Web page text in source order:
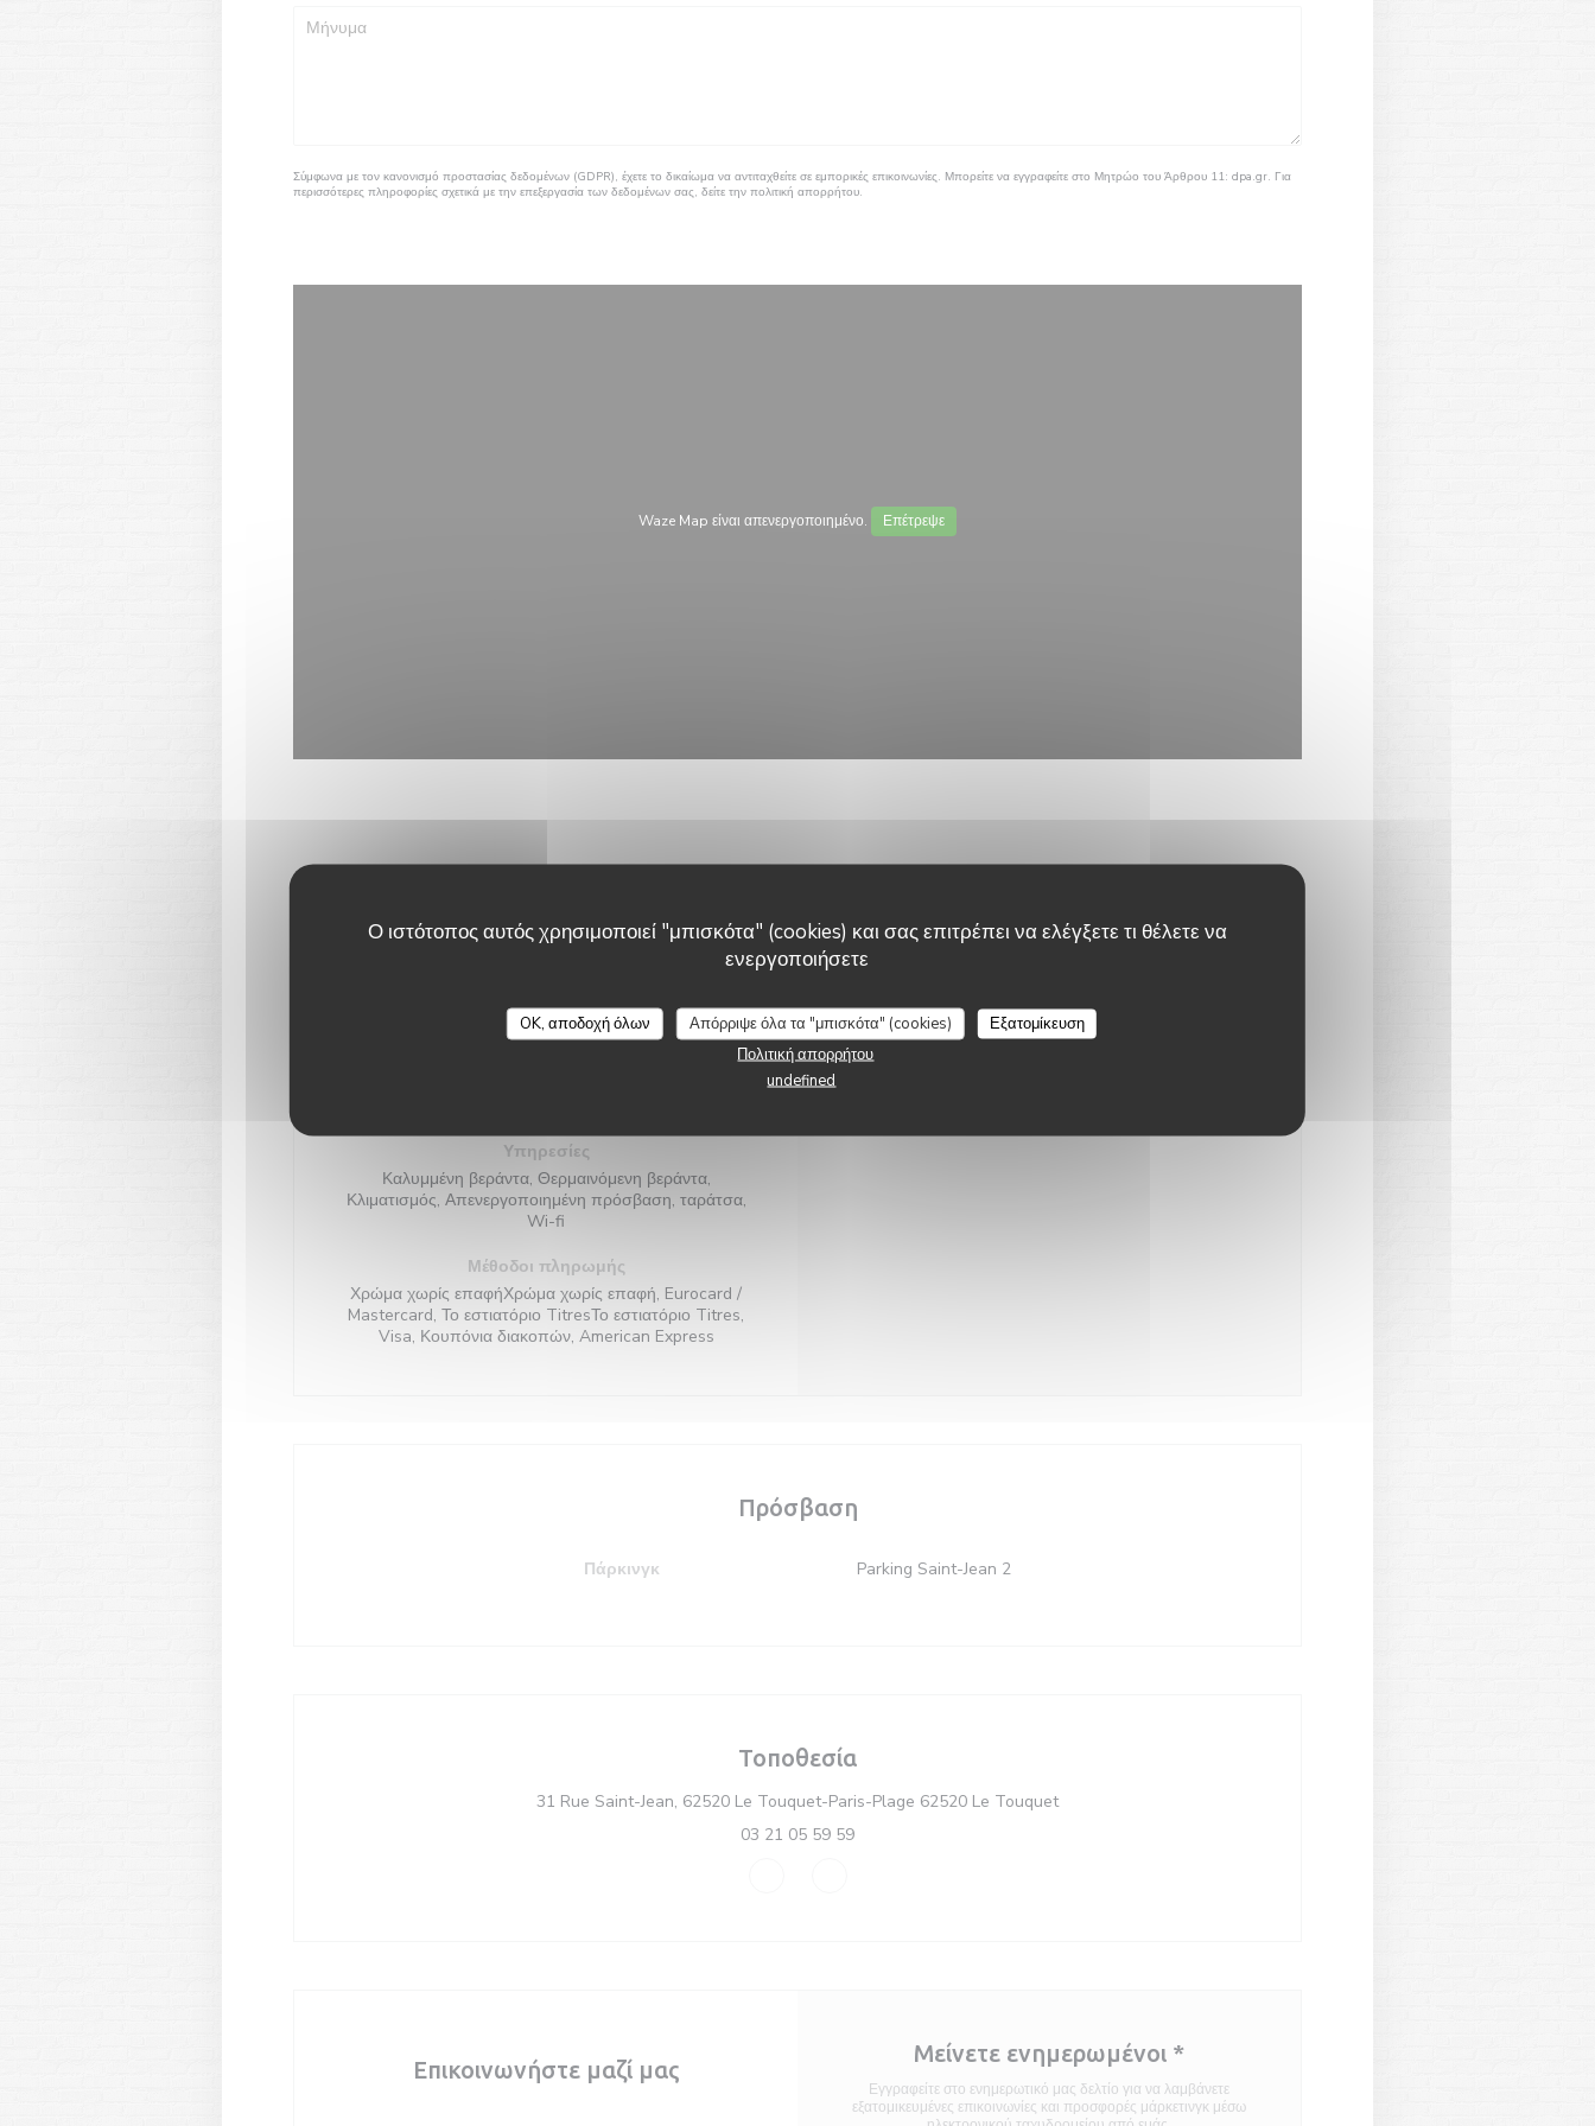
Ο ιστότοπος αυτός χρησιμοποιεί "μπισκότα" (cookies) και σας επιτρέπει να ελέγξετε τι θέλετε να
ενεργοποιήσετε
OK, αποδοχή όλων Απόρριψε όλα τα "μπισκότα" (cookies)
Εξατομίκευση
Πολιτική απορρήτου
undefined
Σύμφωνα με τον κανονισμό προστασίας δεδομένων (GDPR), έχετε το δικαίωμα να αντιταχθείτε σε εμπορικές επικοινωνίες. Μπορείτε να εγγραφείτε στο Μητρώο του Άρθρου 11: dpa.gr. Για
περισσότερες πληροφορίες σχετικά με την επεξεργασία των δεδομένων σας, δείτε την πολιτική απορρήτου.
Waze Map είναι απενεργοποιημένο. Επέτρεψε
Κουζίνα
Παραδοσιακή κουζίνα, Σπιτικό
Υπηρεσίες
Καλυμμένη βεράντα, Θερμαινόμενη βεράντα,
Κλιματισμός, Απενεργοποιημένη πρόσβαση, ταράτσα,
Wi-fi
Μέθοδοι πληρωμής
Χρώμα χωρίς επαφήΧρώμα χωρίς επαφή, Eurocard /
Mastercard, Το εστιατόριο TitresΤο εστιατόριο Titres,
Visa, Κουπόνια διακοπών, American Express
Δ�- Κ�
Πρόσβαση
Πάρκινγκ Parking Saint-Jean 2
Τοποθεσία
31 Rue Saint-Jean, 62520 Le Touquet-Paris-Plage 62520 Le Touquet((ανοίγει σε νέο παράθυρο))
03 21 05 59 59
Επικοινωνήστε μαζί μας
Μείνετε ενημερωμένοι *
Εγγραφείτε στο ενημερωτικό μας δελτίο για να λαμβάνετε
εξατομικευμένες επικοινωνίες και προσφορές μάρκετινγκ μέσω